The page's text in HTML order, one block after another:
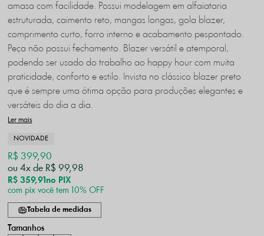
amasa com facilidade. Possui modelagem em alfaiataria
estruturada, caimento reto, mangas longas, gola blazer,
comprimento curto, forro interno e acabamento pespontado.
Peça não possui fechamento. Blazer versátil e atemporal,
podendo ser usado do trabalho ao happy hour com muita
praticidade, conforto e estilo. Invista no clássico blazer preto
que é sempre uma ótima opção para produções elegantes e
versáteis do dia a dia.
Ler mais
NOVIDADE
R$ 359,91 no PIX
R$ 399,90
4x
R$ 99,98
com pix você tem 10% OFF
Tabela de medidas